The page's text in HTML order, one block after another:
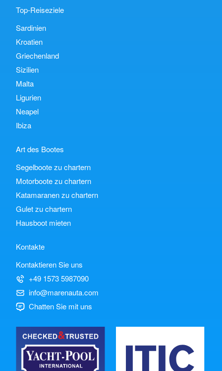
Top-Reiseziele
Sardinien
Kroatien
Griechenland
Sizilien
Malta
Ligurien
Neapel
Ibiza
Art des Bootes
Segelboote zu chartern
Motorboote zu chartern
Katamaranen zu chartern
Gulet zu chartern
Hausboot mieten
Kontakte
Kontaktieren Sie uns
+49 1573 5987090
info@marenauta.com
Chatten Sie mit uns